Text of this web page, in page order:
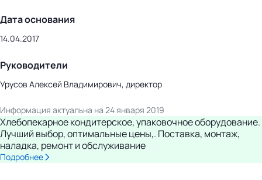
Дата основания
14.04.2017
Руководители
Урусов Алексей Владимирович, директор
Информация актуальна на 24 января 2019
Хлебопекарное кондитерское, упаковочное оборудование.
Лучший выбор, оптимальные цены,. Поставка, монтаж,
наладка, ремонт и обслуживание
Подробнее